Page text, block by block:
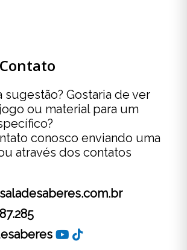
sugestão? Gostaria de ver
ou material para um
conosco enviando uma
através dos contatos